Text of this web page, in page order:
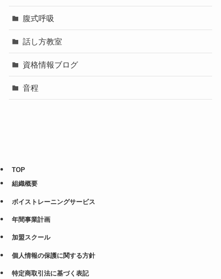
腹式呼吸
話し方教室
資格情報ブログ
音程
TOP
組織概要
ボイストレーニングサービス
年間事業計画
加盟スクール
個人情報の保護に関する方針
特定商取引法に基づく表記